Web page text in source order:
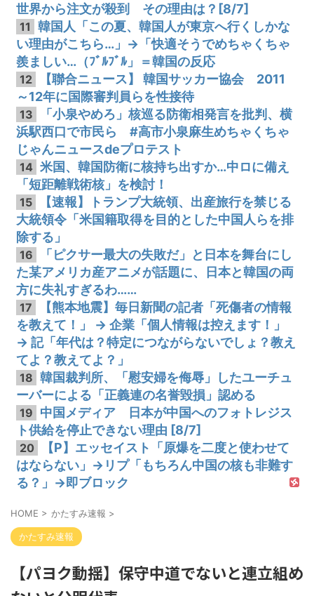
世界から注文が殺到 その理由は？[8/7]
11
韓国人「この夏、韓国人が東京へ行くしかな
い理由がこちら…」→「快適そうでめちゃくちゃ
羨ましい…（ﾌﾞﾙﾌﾞﾙ」＝韓国の反応
12
【聯合ニュース】 韓国サッカー協会 2011
～12年に国際審判員らを性接待
13
「小泉やめろ」核巡る防衛相発言を批判、横
浜駅西口で市民ら #高市小泉麻生めちゃくちゃ
じゃんニュースdeプロテスト
14 米国、韓国防衛に核持ち出すか…中ロに備え
「短距離戦術核」を検討！
15
【速報】トランプ大統領、出産旅行を禁じる
大統領令「米国籍取得を目的とした中国人らを排
除する」
16
「ピクサー最大の失敗だ」と日本を舞台にし
た某アメリカ産アニメが話題に、日本と韓国の両
方に失礼すぎるわ……
17
【熊本地震】毎日新聞の記者「死傷者の情報
を教えて！」 → 企業「個人情報は控えます！」
→ 記「年代は？特定につながらないでしょ？教え
てよ？教えてよ？」
18 韓国裁判所、「慰安婦を侮辱」したユーチュ
ーバーによる「正義連の名誉毀損」認める
19 中国メディア 日本が中国へのフォトレジス
ト供給を停止できない理由 [8/7]
20
【P】エッセイスト「原爆を二度と使わせて
はならない」→リプ「もちろん中国の核も非難す
る？」→即ブロック
HOME > かたすみ速報 >
かたすみ速報
【パヨク動揺】保守中道でないと連立組め